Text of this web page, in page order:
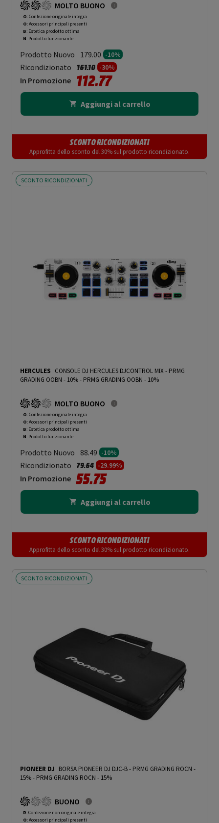
MOLTO BUONO
O: Confezione originale integra
O: Accessori principali presenti
B: Estetica prodotto ottima
N: Prodotto funzionante
Prodotto Nuovo 179.00 -10%
Ricondizionato Prezzo ridotto da
161.10a-30%
In Promozione 112.77
Aggiungi al carrello
SCONTO RICONDIZIONATI
Approfitta dello sconto del 30% sul prodotto ricondizionato.
SCONTO RICONDIZIONATI
HERCULES CONSOLE DJ HERCULES DJCONTROL MIX - PRMG
GRADING OOBN - 10%- PRMG GRADING OOBN - 10%
MOLTO BUONO
O: Confezione originale integra
O: Accessori principali presenti
B: Estetica prodotto ottima
N: Prodotto funzionante
Prodotto Nuovo 88.49 -10%
Ricondizionato Prezzo ridotto da
79.64a-29.99%
In Promozione 55.75
Aggiungi al carrello
SCONTO RICONDIZIONATI
Approfitta dello sconto del 30% sul prodotto ricondizionato.
SCONTO RICONDIZIONATI
PIONEER DJ BORSA PIONEER DJ DJC-B - PRMG GRADING ROCN -
15%- PRMG GRADING ROCN - 15%
BUONO
R: Confezione non originale integra
O: Accessori principali presenti